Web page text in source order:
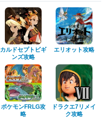
カルドセプトビギ
ンズ攻略
エリオット攻略
ポケモンFRLG攻
略
ドラクエ7リメイ
ク攻略